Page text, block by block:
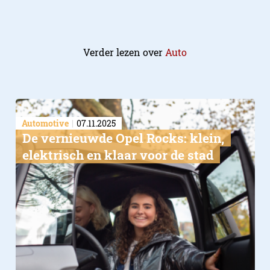
Verder lezen over Auto
Automotive 07.11.2025
De vernieuwde Opel Rocks: klein,
elektrisch en klaar voor de stad